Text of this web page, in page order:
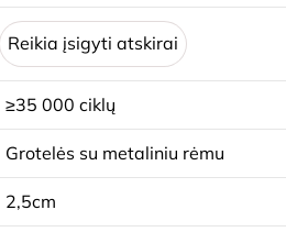
Reikia įsigyti atskirai
≥35 000 ciklų
Grotelės su metaliniu rėmu
2,5cm